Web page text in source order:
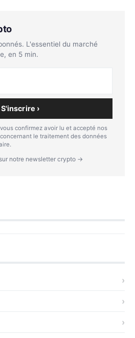
L'essentiel du marché
en 5 min.
S'inscrire ›
confirmez avoir lu et accepté nos
concernant le traitement des données
notre newsletter crypto →